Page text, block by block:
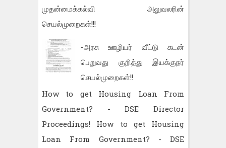
முதன்மைக்கல்வி அலுவலரின்
செயல்முறைகள்!!!
-அரசு ஊழியர் வீட்டு கடன்
பெறுவது குறித்து இயக்குநர்
செயல்முறைகள்!!
How to get Housing Loan From
Government? - DSE Director
Proceedings! How to get Housing
Loan From Government? - DSE